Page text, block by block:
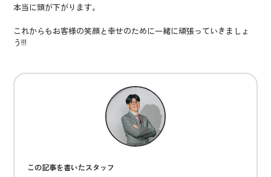
本当に頭が下がります。
これからもお客様の笑顔と幸せのために一緒に頑張っていきましょ
う!!!
この記事を書いたスタッフ